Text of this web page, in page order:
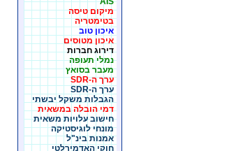
מיקום טיסה
בטימטריה
איכון טוב
איכון מטוסים
דירוג חברות
נמלי תעופה
מעבר בסואץ
ערך ה-SDR
ערך ה-SDR
הגבלות משקל יבשתי
דמי הובלה במשאית
חישוב עלויות משאית
מונחי לוגיסטיקה
אמנות בינ"ל
חוקי האדמירלטי